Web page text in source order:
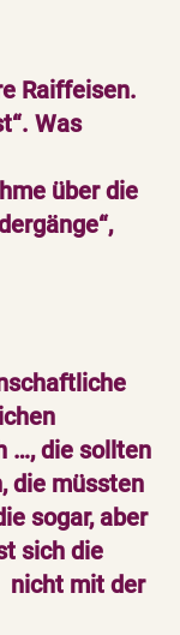
Raiffeisen.
Was
über die
…, die sollten
die müssten
sogar, aber
sich die
nicht mit der